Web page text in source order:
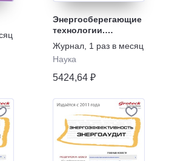
Энергосберегающие
технологии.
Альтернативные
источники энергии
Журнал 1 раз в месяц
Наука
5424,64 ₽